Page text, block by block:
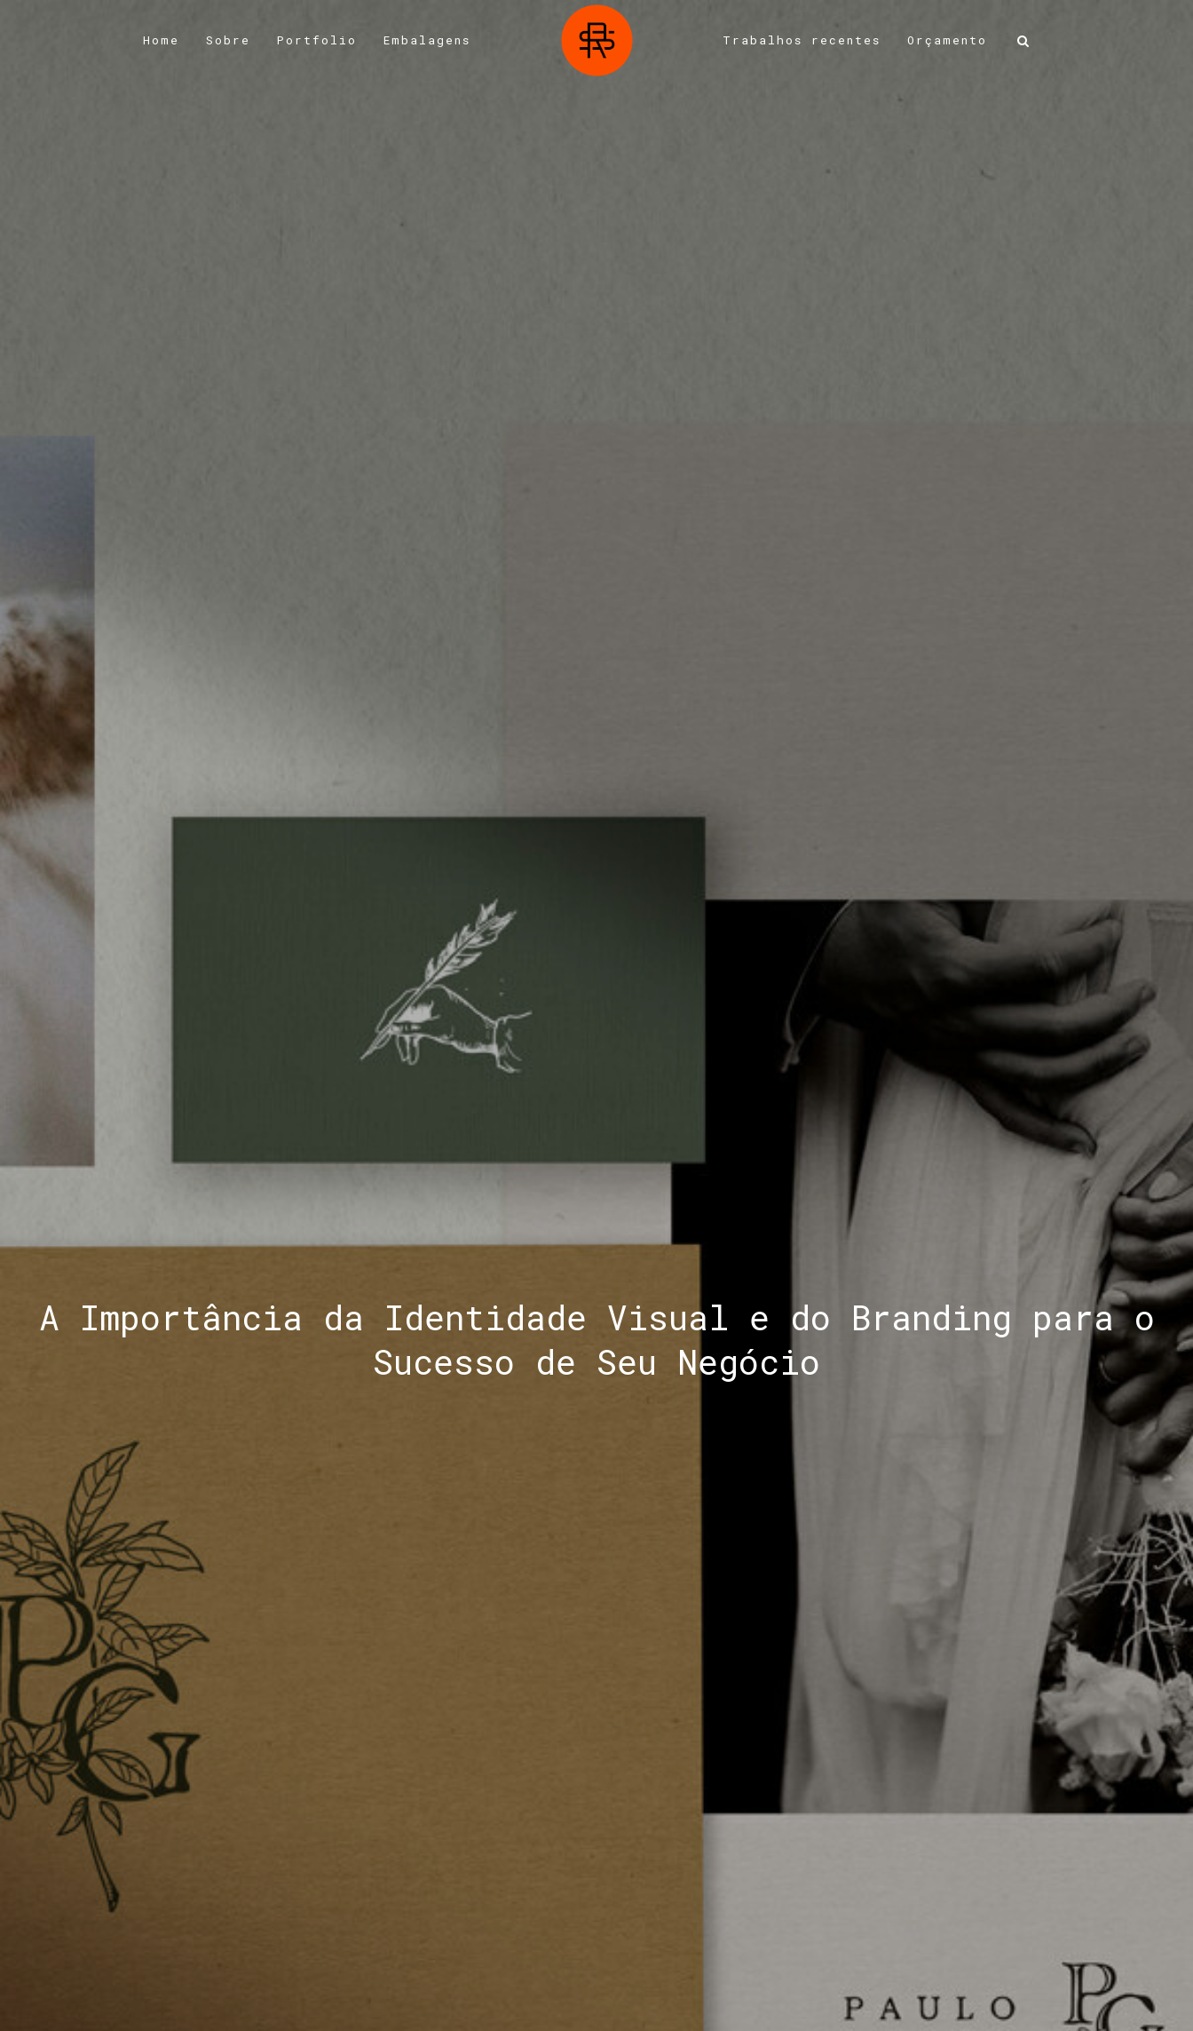
Home Sobre Portfolio Embalagens Trabalhos recentes Orçamento
A Importância da Identidade Visual e do Branding para o
Sucesso de Seu Negócio